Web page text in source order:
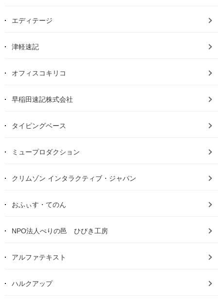
エディテージ
津軽速記
オフィスコキリコ
早稲田速記株式会社
タイピングベース
ミュープロダクション
クリムゾン インタラクティブ・ジャパン
おふぃす・てのん
NPO法人ぺりの邑 ひびき工房
アルファテキスト
ハルクアップ